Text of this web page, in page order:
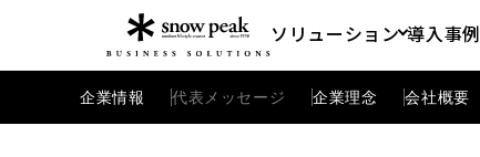
ソリューション 導入事例
企業情報 代表メッセージ 企業理念 会社概要